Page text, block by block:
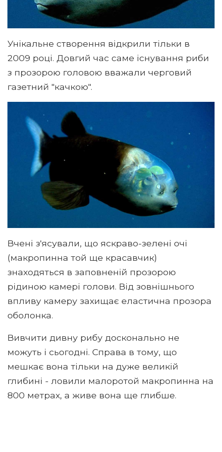
Унікальне створення відкрили тільки в
2009 році. Довгий час саме існування риби
з прозорою головою вважали черговий
газетний "качкою".
Вчені з'ясували, що яскраво-зелені очі
(макропинна той ще красавчик)
знаходяться в заповненій прозорою
рідиною камері голови. Від зовнішнього
впливу камеру захищає еластична прозора
оболонка.
Вивчити дивну рибу досконально не
можуть і сьогодні. Справа в тому, що
мешкає вона тільки на дуже великій
глибині - ловили малоротой макропинна на
800 метрах, а живе вона ще глибше.